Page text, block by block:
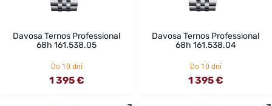
Davosa Ternos Professional
68h 161.538.05
Do 10 dní
1 395 €
Davosa Ternos Professional
68h 161.538.04
Do 10 dní
1 395 €